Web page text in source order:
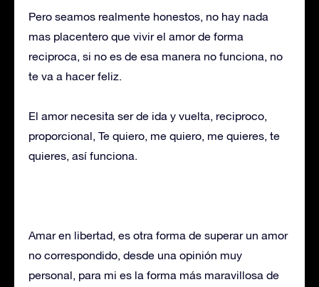
Pero seamos realmente honestos, no hay nada
mas placentero que vivir el amor de forma
reciproca, si no es de esa manera no funciona, no
te va a hacer feliz.
El amor necesita ser de ida y vuelta, reciproco,
proporcional, Te quiero, me quiero, me quieres, te
quieres, así funciona.
Amar en libertad, es otra forma de superar un amor
no correspondido, desde una opinión muy
personal, para mi es la forma más maravillosa de